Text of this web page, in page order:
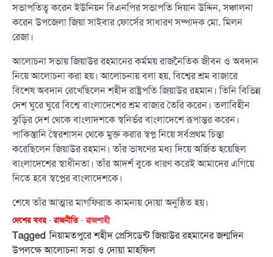
সভাপতিত্ব করেন ইউনিয়ন বিএনপির সভাপতি দিয়ান উদ্দিন, সঞ্চালনা
করেন উপজেলা জিয়া সাইবার ফোর্সের সাধারণ সম্পাদক মো. মিলন
রেজা।
আলোচনা সভায় জিয়াউর রহমানের কর্মময় রাজনৈতিক জীবন ও অবদান
নিয়ে আলোচনা করা হয়। আলোচনায় বলা হয়, বিশ্বের শ্রম বাজারে
বিশেষ অবদান রেখেছিলেন শহীদ রাষ্ট্রপতি জিয়াউর রহমান। তিনি বিভিন্ন
দেশ ঘুরে ঘুরে বিশ্বে বাংলাদেশের শ্রম বাজার তৈরি করেন। তলাবিহীন
ঝুড়ির দেশ থেকে বাংলাদশকে স্বনির্ভর বাংলাদেশে রূপান্তর করেন।
পাকিস্তানি স্বৈরশাসন থেকে মুক্ত করার স্বপ্ন নিয়ে সর্বপ্রথম চিন্তা
করেছিলেন জিয়াউর রহমান। তাঁর ভাষণের মধ্য দিয়ে অর্জিত হয়েছিল
বাংলাদেশের স্বাধীনতা। তাঁর আদর্শ বুকে ধারণ করেই আমাদের এগিয়ে
নিতে হবে স্বপ্নের বাংলাদেশকে।
শেষে তাঁর আত্মার মাগফিরাত কামনায় দোয়া অনুষ্ঠিত হয়।
দেশের খবর রাজনীতি রাজশাহী
Taggedনিয়ামতপুরে শহীদ প্রেসিডেন্ট জিয়াউর রহমানের জন্মদিন
উপলক্ষে আলোচনা সভা ও দোয়া মাহফিল